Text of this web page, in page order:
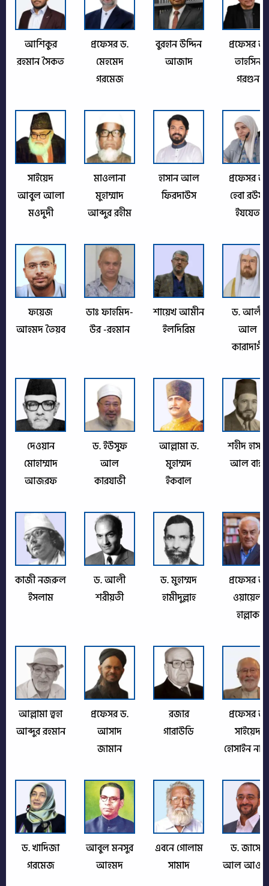
আশিকুর
রহমান সৈকত
প্রফেসর ড.
মেহমেদ
গরমেজ
বুরহান উদ্দিন
আজাদ
প্রফেসর ড.
তাহসিন
গরগুন
সাইয়েদ
আবুল আলা
মওদুদী
মাওলানা
মুহাম্মাদ
আব্দুর রহীম
হাসান আল
ফিরদাউস
প্রফেসর ড.
হেবা রউফ
ইযযেত
ফয়েজ
আহমদ তৈয়ব
ডাঃ ফাহমিদ-
উর -রহমান
শায়েখ আমীন
ইলদিরিম
ড. আলী
আল
কারাদাগী
দেওয়ান
মোহাম্মাদ
আজরফ
ড. ইউসুফ
আল
কারযাভী
আল্লামা ড.
মুহাম্মদ
ইকবাল
শহীদ হাসান
আল বান্না
কাজী নজরুল
ইসলাম
ড. আলী
শরীয়তী
ড. মুহাম্মদ
হামীদুল্লাহ
প্রফেসর ড.
ওয়ায়েল
হাল্লাক
আল্লামা ত্বহা
আব্দুর রহমান
প্রফেসর ড.
আসাদ
জামান
রজার
গারাউডি
প্রফেসর ড.
সাইয়েদ
হোসাইন
ড. খাদিজা
গরমেজ
আবুল মনসুর
আহমদ
এবনে গোলাম
সামাদ
ড. জাসের
আল